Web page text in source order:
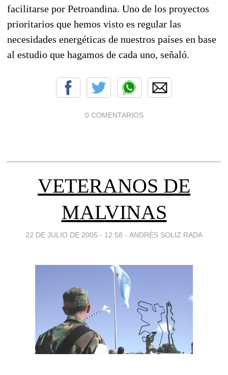
facilitarse por Petroandina. Uno de los proyectos
prioritarios que hemos visto es regular las
necesidades energéticas de nuestros países en base
al estudio que hagamos de cada uno, señaló.
0 COMENTARIOS
VETERANOS DE
MALVINAS
22 DE JULIO DE 2005 - 12:58 - ANDRÉS SOLIZ RADA